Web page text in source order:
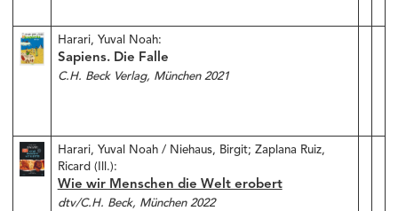
Harari, Yuval Noah:
Sapiens. Die Falle
C.H. Beck Verlag, München 2021
Harari, Yuval Noah / Niehaus, Birgit; Zaplana Ruiz,
Ricard (Ill.):
Wie wir Menschen die Welt erobert
dtv/C.H. Beck, München 2022